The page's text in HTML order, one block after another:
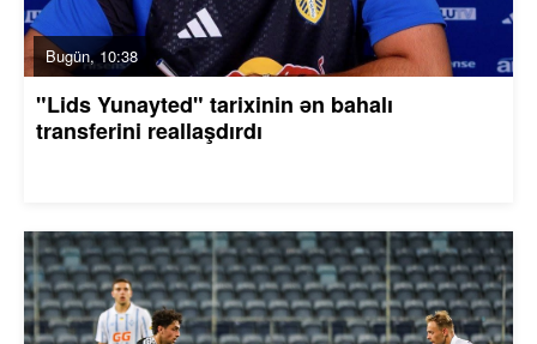
Bugün, 10:38
"Lids Yunayted" tarixinin ən bahalı
transferini reallaşdırdı